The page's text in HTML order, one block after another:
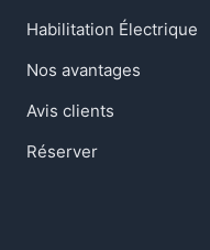
Habilitation Électrique
Nos avantages
Avis clients
Réserver